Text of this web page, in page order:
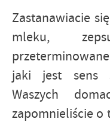
Zastanawiacie
mleku,
jaki jest sens
Waszych
zapomnieliście o
treści w postaci